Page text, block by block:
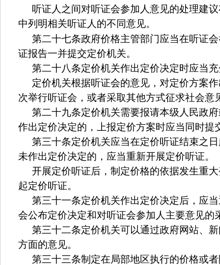
听证人之间对听证会参加人意见的处理建
中列明相关听证人的不同意见。
第二十七条政府价格主管部门应当在听证
证报告一并提交定价机关。
第二十八条定价机关作出定价决定时应当
定价机关根据听证会的意见，对定价方案
次举行听证会，或者采取其他方式征求社会意
第二十九条定价机关需要报请本级人民政
作出定价决定的，上报定价方案时应当同时提
第三十条定价机关应当在定价听证结束之
未作出定价决定的，应当重新开展定价听证。
开展定价听证后，制定价格的依据发生重
起定价听证。
第三十一条定价机关作出定价决定后，应
会公布定价决定和对听证会参加人主要意见的
第三十二条定价机关可以通过政府网站、
方面的意见。
第三十三条制定在局部地区执行的价格或